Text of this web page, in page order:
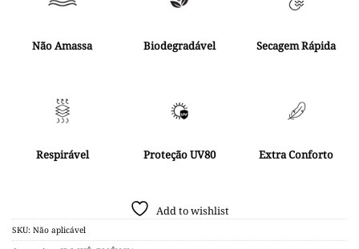
Não Amassa Biodegradável Secagem Rápida
Respirável Proteção UV80 Extra Conforto
Add to wishlist
SKU: Não aplicável